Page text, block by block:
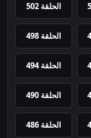
الحلقة 502
الحلقة 498
الحلقة 494
الحلقة 490
الحلقة 486